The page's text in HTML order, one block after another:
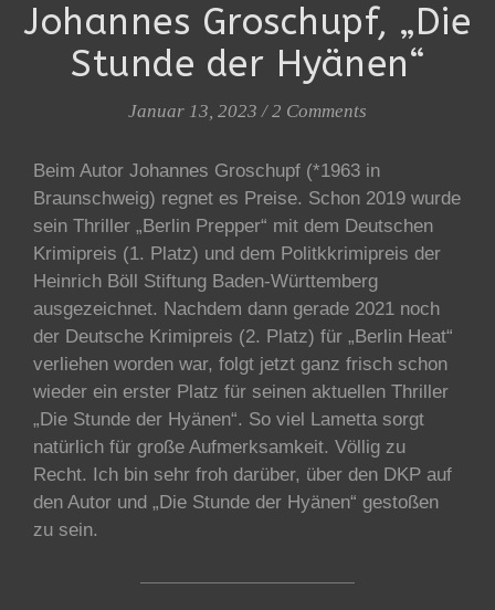
Johannes Groschupf, „Die
Stunde der Hyänen“
Januar 13, 2023 / 2 Comments
Beim Autor Johannes Groschupf (*1963 in
Braunschweig) regnet es Preise. Schon 2019 wurde
sein Thriller „Berlin Prepper“ mit dem Deutschen
Krimipreis (1. Platz) und dem Politkkrimipreis der
Heinrich Böll Stiftung Baden-Württemberg
ausgezeichnet. Nachdem dann gerade 2021 noch
der Deutsche Krimipreis (2. Platz) für „Berlin Heat“
verliehen worden war, folgt jetzt ganz frisch schon
wieder ein erster Platz für seinen aktuellen Thriller
„Die Stunde der Hyänen“. So viel Lametta sorgt
natürlich für große Aufmerksamkeit. Völlig zu
Recht. Ich bin sehr froh darüber, über den DKP auf
den Autor und „Die Stunde der Hyänen“ gestoßen
zu sein.